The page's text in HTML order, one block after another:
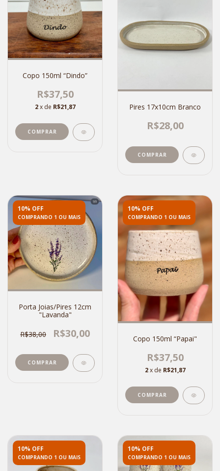
Copo 150ml “Dindo”
R$37,50
2 x de R$21,87 Pires 17x10cm Branco
R$28,00
10% OFF
COMPRANDO 1 OU MAIS
Porta Joias/Pires 12cm
"Lavanda"
R$38,00 R$30,00
10% OFF
COMPRANDO 1 OU MAIS
Copo 150ml “Papai"
R$37,50
2 x de R$21,87
10% OFF
COMPRANDO 1 OU MAIS
10% OFF
COMPRANDO 1 OU MAIS